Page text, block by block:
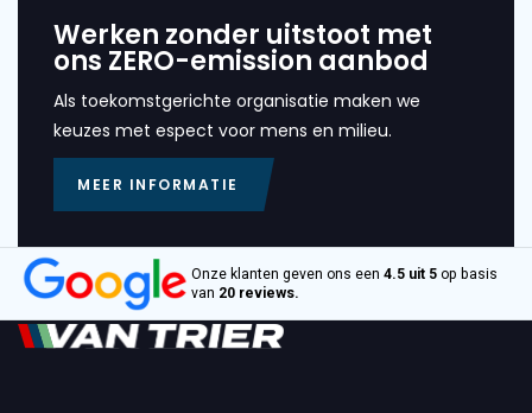
Werken zonder uitstoot met
ons ZERO-emission aanbod
Als toekomstgerichte organisatie maken we
keuzes met espect voor mens en milieu.
MEER INFORMATIE
Onze klanten geven ons een 4.5 uit 5 op basis
van 20 reviews.